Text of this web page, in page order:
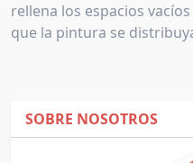
rellena los espacios
que la pintura se
SOBRE NOSOTROS